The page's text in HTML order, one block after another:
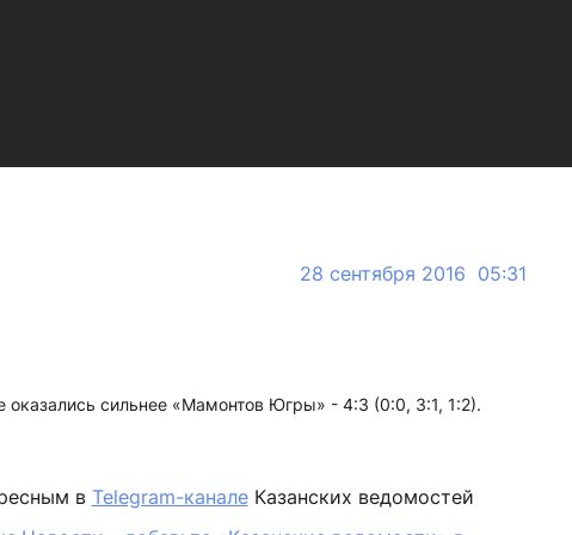
28 сентября 2016 05:31
оказались сильнее «Мамонтов Югры» - 4:3 (0:0, 3:1, 1:2).
в Telegram-каналеКазанских ведомостей